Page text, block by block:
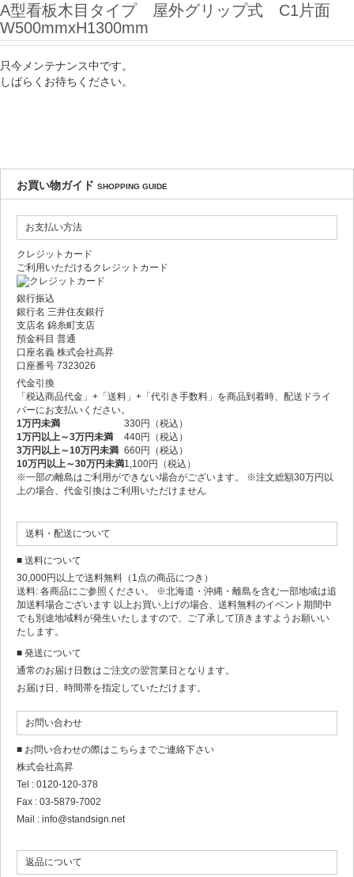
A型看板木目タイプ 屋外グリップ式 C1片面
W500mmxH1300mm
只今メンテナンス中です。
しばらくお待ちください。
お買い物ガイド SHOPPING GUIDE
お支払い方法
クレジットカード
ご利用いただけるクレジットカード
銀行振込
銀行名 三井住友銀行
支店名 錦糸町支店
預金科目 普通
口座名義 株式会社高昇
口座番号 7323026
代金引換
「税込商品代金」+「送料」+「代引き手数料」を商品到着時、配送ドライ
バーにお支払いください。
1万円未満
330円（税込）
1万円以上～3万円未満
440円（税込）
3万円以上～10万円未満 660円（税込）
10万円以上～30万円未満1,100円（税込）
※一部の離島はご利用ができない場合がございます。 ※注文総額30万円以
上の場合、代金引換はご利用いただけません
送料・配送について
■ 送料について
30,000円以上で送料無料（1点の商品につき）
送料: 各商品にご参照ください。 ※北海道・沖縄・離島を含む一部地域は追
加送料場合ございます 以上お買い上げの場合、送料無料のイベント期間中
でも別途地域料が発生いたしますので、ご了承して頂きますようお願いい
たします。
■ 発送について
通常のお届け日数はご注文の翌営業日となります。
お届け日、時間帯を指定していただけます。
お問い合わせ
■ お問い合わせの際はこちらまでご連絡下さい
株式会社高昇
Tel : 0120-120-378
Fax : 03-5879-7002
Mail : info@standsign.net
返品について